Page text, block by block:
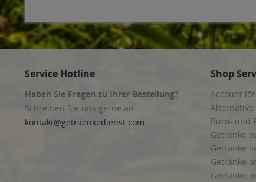
Service Hotline
Haben Sie Fragen zu Ihrer Bestellung?
Schreiben Sie uns gerne an
kontakt@getraenkedienst.com
Shop
Account
Alternative
Büro- und
Getränke
Getränke
Getränke
Getränke